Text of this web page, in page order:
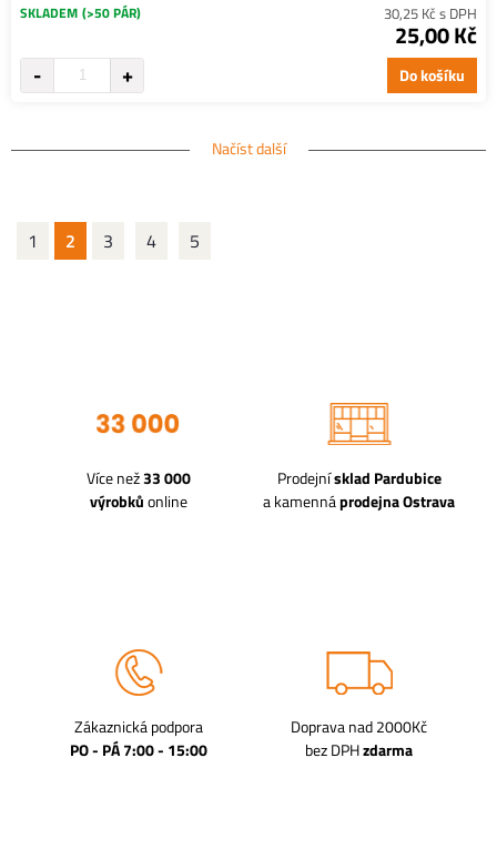
SKLADEM (>50 PÁR) 30,25 Kč s DPH
25,00 Kč
Do košíku
Načíst další
1 2 3 4 5
Více než33 000
výrobkůonline
Prodejnísklad Pardubice
a kamennáprodejna Ostrava
Zákaznická podpora
PO - PÁ 7:00 - 15:00
Doprava nad 2000Kč
bez DPHzdarma